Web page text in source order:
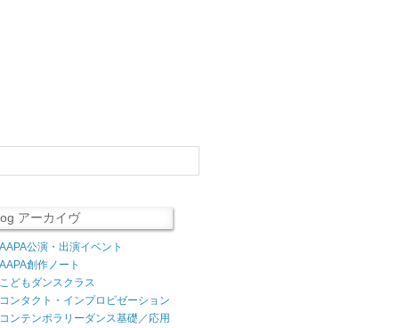
アーカイヴ
AAPA公演・出演イベント
AAPA創作ノート
こどもダンスクラス
コンタクト・インプロビゼーション
コンテンポラリーダンス基礎／応用